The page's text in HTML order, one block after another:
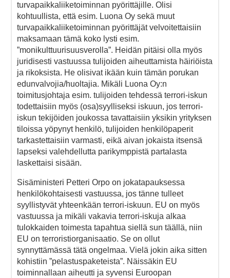
turvapaikkaliiketoiminnan pyörittäjille. Olisi
kohtuullista, että esim. Luona Oy sekä muut
turvapaikkaliiketoiminnan pyörittäjät velvoitettaisiin
maksamaan tämä koko lysti esim.
”monikulttuurisuusverolla”. Heidän pitäisi olla myös
juridisesti vastuussa tulijoiden aiheuttamista häiriöista
ja rikoksista. He olisivat ikään kuin tämän porukan
edunvalvojia/huoltajia. Mikäli Luona Oy:n
toimitusjohtaja esim. tulijoiden tehdessä terrori-iskun
todettaisiin myös (osa)syylliseksi iskuun, jos terrori-
iskun tekijöiden joukossa tavattaisiin yksikin yrityksen
tiloissa yöpynyt henkilö, tulijoiden henkilöpaperit
tarkastettaisiin varmasti, eikä aivan jokaista itsensä
lapseksi valehdellutta parikymppistä partalasta
laskettaisi sisään.
Sisäministeri Petteri Orpo on jokatapauksessa
henkilökohtaisesti vastuussa, jos tänne tulleet
syyllistyvät yhteenkään terrori-iskuun. EU on myös
vastuussa ja mikäli vakavia terrori-iskuja alkaa
tulokkaiden toimesta tapahtua siellä sun täällä, niin
EU on terroristiorganisaatio. Se on ollut
synnyttämässä tätä ongelmaa. Vielä jokin aika sitten
kohistiin ”pelastuspaketeista”. Näissäkin EU
toiminnallaan aiheutti ja syvensi Euroopan